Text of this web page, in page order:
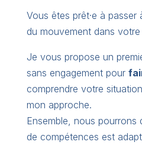
Vous êtes prêt·e à passer
du mouvement dans
Je vous propose un
sans engagement pour
comprendre votre
mon approche.
Ensemble, nous pourrons
de compétences est